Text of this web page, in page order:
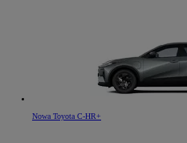
Nowa Toyota C-HR+